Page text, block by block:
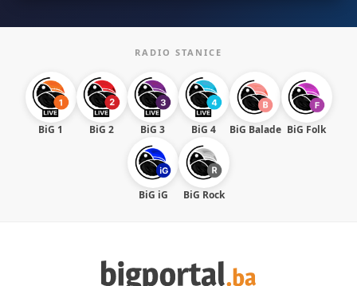
RADIO STANICE
BiG 1 BiG 2 BiG 3 BiG 4 BiG Balade BiG Folk
BiG iG BiG Rock